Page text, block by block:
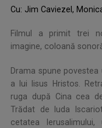
Cu: Jim Caviezel,
Filmul a primit trei
imagine, coloană
Drama spune
a lui Iisus Hristos.
ruga după Cina cea
Trădat de Iuda
cetatea